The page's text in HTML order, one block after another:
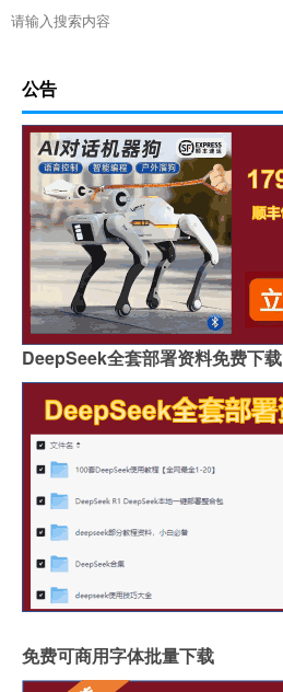
公告
DeepSeek全套部署资料免费下载
免费可商用字体批量下载